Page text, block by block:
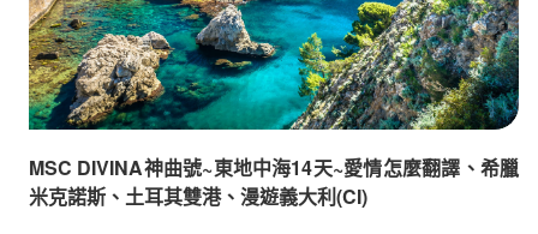
MSC DIVINA神曲號~東地中海14天~愛情怎麼翻譯、希臘
米克諾斯、土耳其雙港、漫遊義大利(CI)